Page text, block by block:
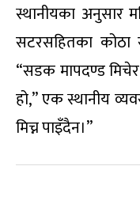
स्थानीयका अनुसार
सटरसहितका कोठा
“सडक मापदण्ड
हो,” एक स्थानीय
मिच्न पाइँदैन।”